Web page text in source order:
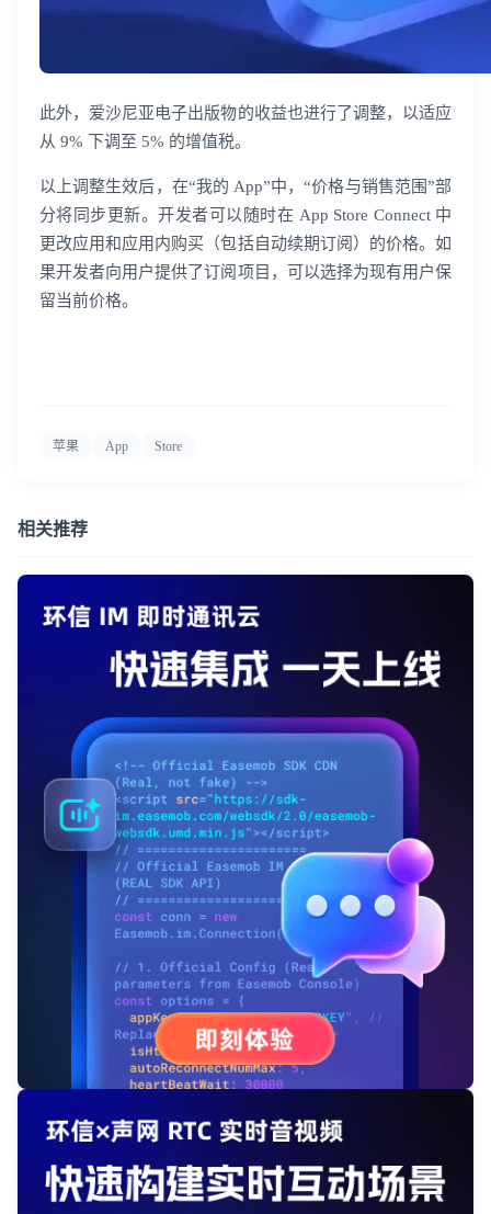
此外，爱沙尼亚电子出版物的收益也进行了调整，以适应
从 9% 下调至 5% 的增值税。
以上调整生效后，在“我的 App”中，“价格与销售范围”部
分将同步更新。开发者可以随时在 App Store Connect 中
更改应用和应用内购买（包括自动续期订阅）的价格。如
果开发者向用户提供了订阅项目，可以选择为现有用户保
留当前价格。
苹果 App Store
相关推荐
提交
不了，谢谢